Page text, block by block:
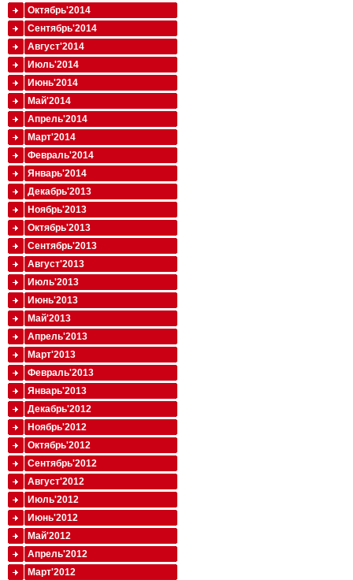
Октябрь'2014
Сентябрь'2014
Август'2014
Июль'2014
Июнь'2014
Май'2014
Апрель'2014
Март'2014
Февраль'2014
Январь'2014
Декабрь'2013
Ноябрь'2013
Октябрь'2013
Сентябрь'2013
Август'2013
Июль'2013
Июнь'2013
Май'2013
Апрель'2013
Март'2013
Февраль'2013
Январь'2013
Декабрь'2012
Ноябрь'2012
Октябрь'2012
Сентябрь'2012
Август'2012
Июль'2012
Июнь'2012
Май'2012
Апрель'2012
Март'2012